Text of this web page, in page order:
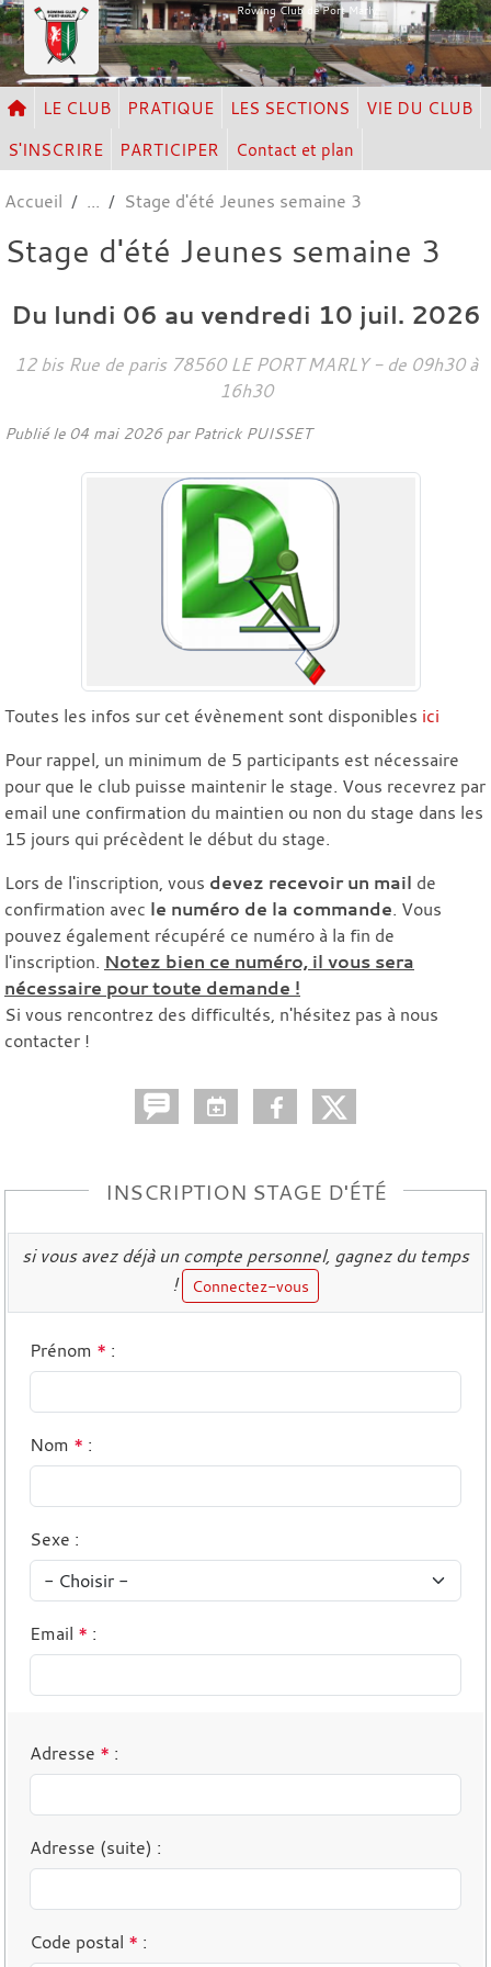
Rowing Club de Port Marly
LE CLUB PRATIQUE LES SECTIONS
VIE DU CLUB
S'INSCRIRE
PARTICIPER Contact et plan
Accueil Stage d'été Jeunes semaine 3
Stage d'été Jeunes semaine 3
Du lundi 06 au vendredi 10 juil. 2026
12 bis Rue de paris 78560 LE PORT MARLY - de 09h30 à
16h30
Publié le 04 mai 2026par Patrick PUISSET
Toutes les infos sur cet évènement sont disponibles ici
Pour rappel, un minimum de 5 participants est nécessaire
pour que le club puisse maintenir le stage. Vous recevrez par
email une confirmation du maintien ou non du stage dans les
15 jours qui précèdent le début du stage.
Lors de l'inscription, vous devez recevoir un mail de
confirmation avec le numéro de la commande. Vous
pouvez également récupéré ce numéro à la fin de
l'inscription. Notez bien ce numéro, il vous sera
nécessaire pour toute demande !
Si vous rencontrez des difficultés, n'hésitez pas à nous
contacter !
INSCRIPTION STAGE D'ÉTÉ
si vous avez déjà un compte personnel, gagnez du temps
!
Connectez-vous
Prénom * :
Nom * :
Sexe :
Email * :
Adresse * :
Adresse (suite) :
Code postal * :
Panneau de gestion des cookies